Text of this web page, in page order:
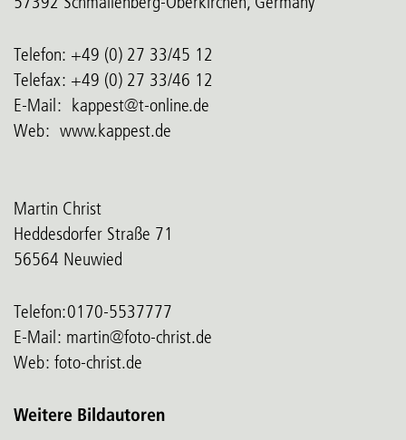
Telefon: +49 (0) 27 33/45 12
Telefax: +49 (0) 27 33/46 12
E-Mail: kappest@t-online.de
Web: www.kappest.de
Martin Christ
Heddesdorfer Straße 71
56564 Neuwied
Telefon:0170-5537777
E-Mail: martin@foto-christ.de
Web: foto-christ.de
Weitere Bildautoren